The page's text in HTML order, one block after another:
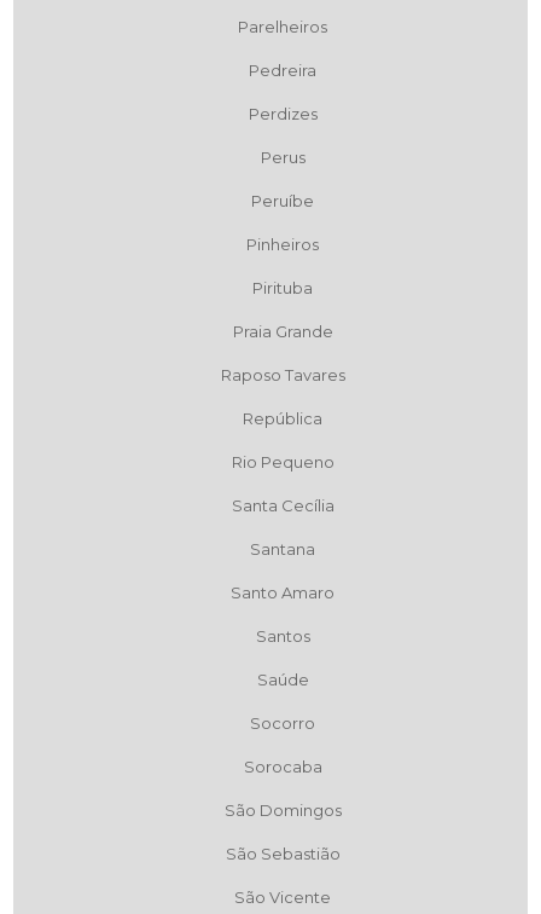
Parelheiros
Pedreira
Perdizes
Perus
Peruíbe
Pinheiros
Pirituba
Praia Grande
Raposo Tavares
República
Rio Pequeno
Santa Cecília
Santana
Santo Amaro
Santos
Saúde
Socorro
Sorocaba
São Domingos
São Sebastião
São Vicente